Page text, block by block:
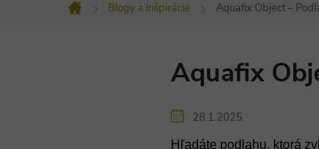
Domov
Blogy a inšpirácie Aquafix Object –
Aquafix
28.1.2025
Hľadáte podlahu, ktorá